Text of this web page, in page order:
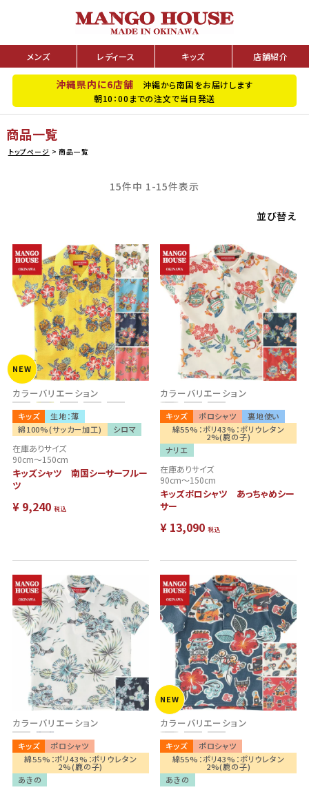
メンズ レディース キッズ 店舗紹介
沖縄県内に6店舗 沖縄から南国をお届けします
朝10：00までの注文で当日発送
商品一覧
トップページ 商品一覧
並び替え
15件中 1-15件表示
カラーバリエーション
キッズ
生地：薄
綿100%(サッカー加工)
シロマ
NEW
在庫ありサイズ
90cm～150cm
キッズシャツ 南国シーサーフルー
ツ
¥ 9,240 税込
カラーバリエーション
キッズ ポロシャツ
裏地使い
綿55%：ポリ43%：ポリウレタン
2%(鹿の子)
ナリエ
在庫ありサイズ
90cm～150cm
キッズポロシャツ あっちゃめシー
サー
¥ 13,090 税込
カラーバリエーション
キッズ
ポロシャツ
綿55%：ポリ43%：ポリウレタン
2%(鹿の子)
あきの
カラーバリエーション
キッズ
ポロシャツ
綿55%：ポリ43%：ポリウレタン
2%(鹿の子)
あきの
NEW